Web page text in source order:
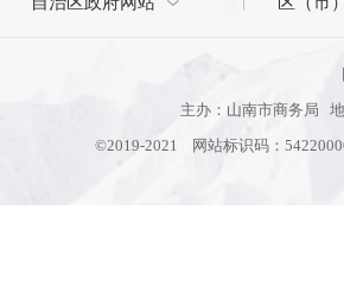
主办：山南市商务局
©2019-2021 网站标识码：